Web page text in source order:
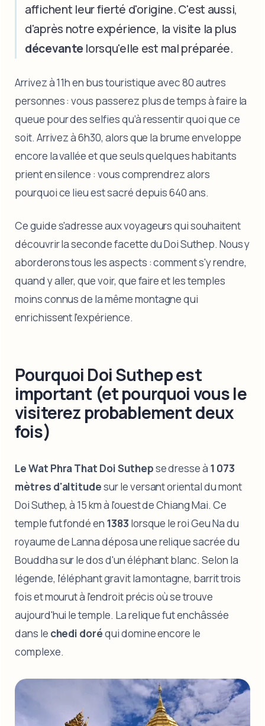
affichent leur fierté d'origine. C'est aussi,
d'après notre expérience, la visite la plus
décevantelorsqu'elle est mal préparée.
Arrivez à 11h en bus touristique avec 80 autres
personnes : vous passerez plus de temps à faire la
queue pour des selfies qu’à ressentir quoi que ce
soit. Arrivez à 6h30, alors que la brume enveloppe
encore la vallée et que seuls quelques habitants
prient en silence : vous comprendrez alors
pourquoi ce lieu est sacré depuis 640 ans.
Ce guide s'adresse aux voyageurs qui souhaitent
découvrir la seconde facette du Doi Suthep. Nous y
aborderons tous les aspects : comment s'y rendre,
quand y aller, que voir, que faire et les temples
moins connus de la même montagne qui
enrichissent l'expérience.
Pourquoi Doi Suthep est
important (et pourquoi vous le
visiterez probablement deux
fois)
Le Wat Phra That Doi Suthepse dresse à 1 073
mètres d'altitudesur le versant oriental du mont
Doi Suthep, à 15 km à l'ouest de Chiang Mai. Ce
temple fut fondé en 1383 lorsque le roi Geu Na du
royaume de Lanna déposa une relique sacrée du
Bouddha sur le dos d'un éléphant blanc. Selon la
légende, l'éléphant gravit la montagne, barrit trois
fois et mourut à l'endroit précis où se trouve
aujourd'hui le temple. La relique fut enchâssée
dans le chedi doréqui domine encore le
complexe.